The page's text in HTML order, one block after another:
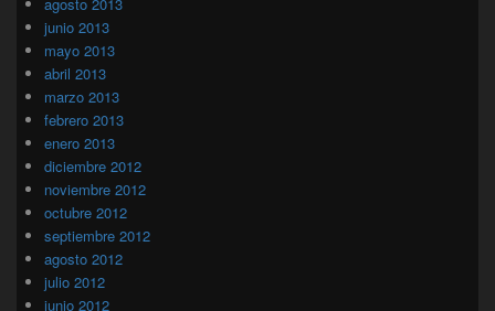
agosto 2013
junio 2013
mayo 2013
abril 2013
marzo 2013
febrero 2013
enero 2013
diciembre 2012
noviembre 2012
octubre 2012
septiembre 2012
agosto 2012
julio 2012
junio 2012